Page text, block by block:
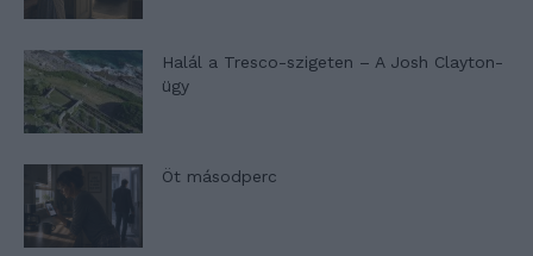
Halál a Tresco-szigeten – A Josh Clayton-
ügy
Öt másodperc